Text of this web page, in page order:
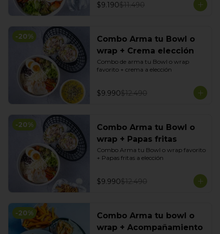
$9.190$11.490
-20%
Combo Arma tu Bowl o
wrap + Crema elección
Combo de arma tu Bowl o wrap
favorito + crema a elección
$9.990$12.490
-20%
Combo Arma tu Bowl o
wrap + Papas fritas
Combo Arma tu Bowl o wrap favorito
+ Papas fritas a elección
$9.990$12.490
-20%
Combo Arma tu bowl o
wrap + Acompañamiento